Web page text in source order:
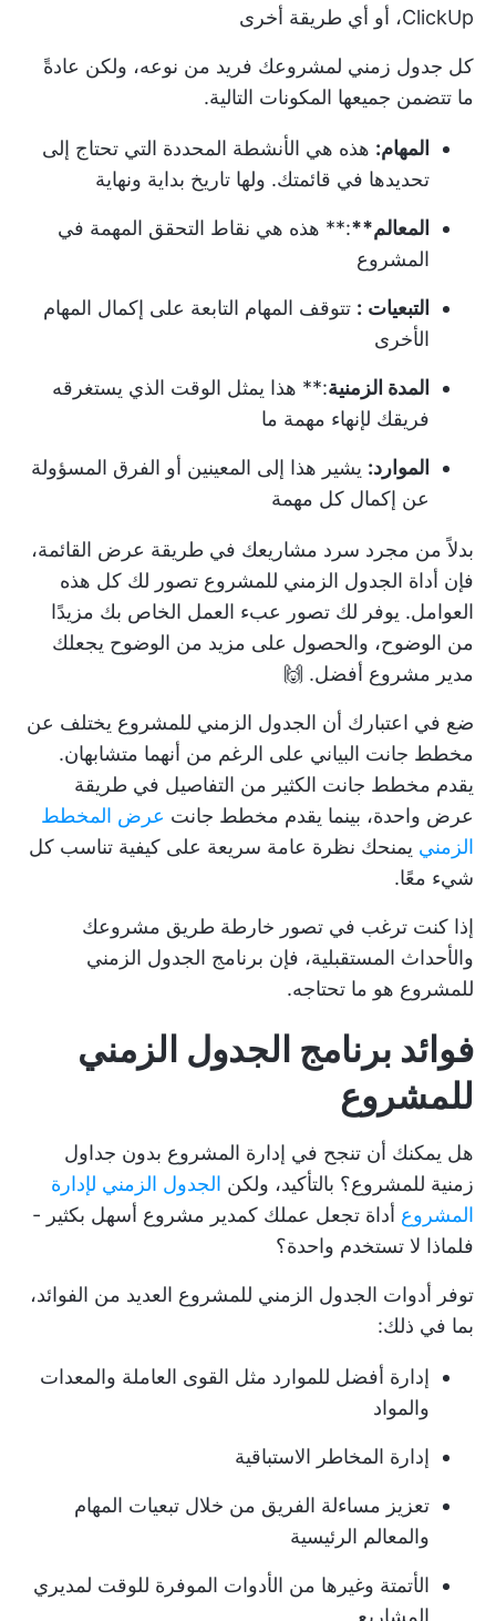
ClickUp، أو أي طريقة أخرى
كل جدول زمني لمشروعك فريد من نوعه، ولكن عادةً
ما تتضمن جميعها المكونات التالية.
المهام: هذه هي الأنشطة المحددة التي تحتاج إلى
تحديدها في قائمتك. ولها تاريخ بداية ونهاية
المعالم**:** هذه هي نقاط التحقق المهمة في
المشروع
التبعيات : تتوقف المهام التابعة على إكمال المهام
الأخرى
المدة الزمنية:** هذا يمثل الوقت الذي يستغرقه
فريقك لإنهاء مهمة ما
الموارد: يشير هذا إلى المعينين أو الفرق المسؤولة
عن إكمال كل مهمة
بدلاً من مجرد سرد مشاريعك في طريقة عرض القائمة،
فإن أداة الجدول الزمني للمشروع تصور لك كل هذه
العوامل. يوفر لك تصور عبء العمل الخاص بك مزيدًا
من الوضوح، والحصول على مزيد من الوضوح يجعلك
مدير مشروع أفضل. 🙌
ضع في اعتبارك أن الجدول الزمني للمشروع يختلف عن
مخطط جانت البياني على الرغم من أنهما متشابهان.
يقدم مخطط جانت الكثير من التفاصيل في طريقة
عرض واحدة، بينما يقدم مخطط جانت عرض المخطط
الزمني يمنحك نظرة عامة سريعة على كيفية تناسب كل
شيء معًا.
إذا كنت ترغب في تصور خارطة طريق مشروعك
والأحداث المستقبلية، فإن برنامج الجدول الزمني
للمشروع هو ما تحتاجه.
فوائد برنامج الجدول الزمني
للمشروع
هل يمكنك أن تنجح في إدارة المشروع بدون جداول
زمنية للمشروع؟ بالتأكيد، ولكن الجدول الزمني لإدارة
المشروع أداة تجعل عملك كمدير مشروع أسهل بكثير -
فلماذا لا تستخدم واحدة؟
توفر أدوات الجدول الزمني للمشروع العديد من الفوائد،
بما في ذلك:
إدارة أفضل للموارد مثل القوى العاملة والمعدات
والمواد
إدارة المخاطر الاستباقية
تعزيز مساءلة الفريق من خلال تبعيات المهام
والمعالم الرئيسية
الأتمتة وغيرها من الأدوات الموفرة للوقت لمديري